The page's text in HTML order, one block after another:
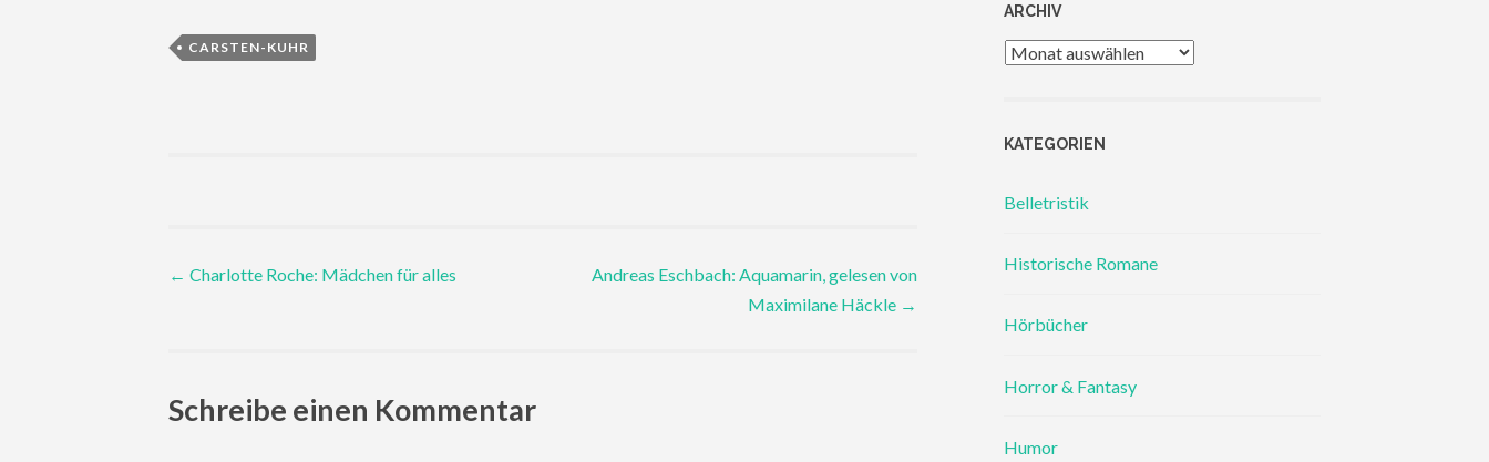
CARSTEN-KUHR
Post
← Charlotte Roche: Mädchen für alles
Andreas Eschbach: Aquamarin, gelesen von
Maximilane Häckle →
Schreibe einen Kommentar
ARCHIV
Archiv
KATEGORIEN
Belletristik
Historische Romane
Hörbücher
Horror & Fantasy
Humor